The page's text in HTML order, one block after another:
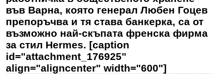
във Варна, която генерал Любен Гоцев
препоръчва и тя става банкерка, са от
възможно най-скъпата френска фирма
за стил Hermes. [caption
id="attachment_176925"
align="aligncenter" width="600"]